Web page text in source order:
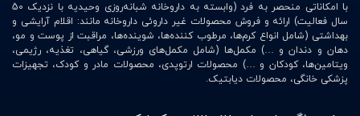
با امکاناتی منحصر به فرد (وابسته به داروخانه شبانه‌روزی وحیدیه با نزدیک 50
سال فعالیت) ارائه و فروش محصولات غیر داروئی داروخانه مانند: اقلام آرایشی و
بهداشتی (شامل انواع کرم‌ها، مرطوب کننده‌ها، شوینده‌ها، مراقبت از پوست و مو،
دهان و دندان و …) مکمل‌ها (شامل مکمل‌های ورزشی، گیاهی، تغذیه، رژیمی،
ویتامین‌ها، کودکان و …) محصولات ارتوپدی، محصولات مادر و کودک، تجهیزات
پزشکی خانگی، محصولات دیابتیک.